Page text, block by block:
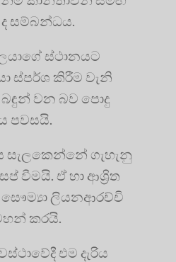
සම්බන්ධය.
ස්‌ථානයට
ස්‌පර්ශ කිරීම වැනි
වන බව පොදු
පවසයි.
ගැහැනු
වීමයි. ඒ හා ආශ්‍රිත
සෞම්‍යා ලියනආරච්චි
කරයි.
එම දැරිය